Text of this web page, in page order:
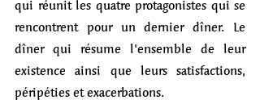
qui réunit les quatre protagonistes qui se
rencontrent pour un dernier dîner. Le
dîner qui résume l'ensemble de leur
existence ainsi que leurs satisfactions,
péripéties et exacerbations.